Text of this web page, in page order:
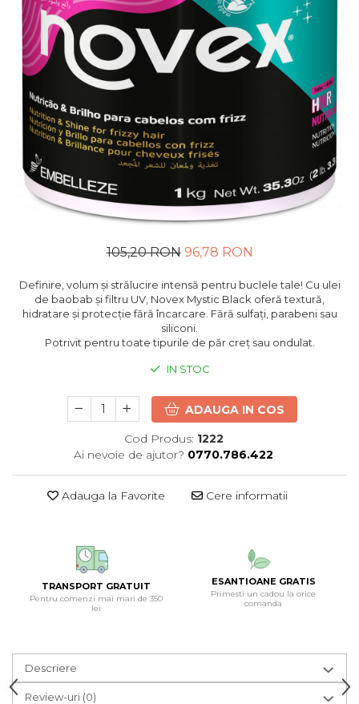
105,20 RON 96,78 RON
Definire, volum și strălucire intensă pentru buclele tale! Cu ulei
de baobab și filtru UV, Novex Mystic Black oferă textură,
hidratare și protecție fără încarcare. Fără sulfați, parabeni sau
siliconi.
Potrivit pentru toate tipurile de păr creț sau ondulat.
IN STOC
ADAUGA IN COS
Cod Produs: 1222
Ai nevoie de ajutor? 0770.786.422
Adauga la Favorite Cere informatii
TRANSPORT GRATUIT
Pentru comenzi mai mari de 350
lei
ESANTIOANE GRATIS
Primesti un cadou la orice
comanda
Descriere
Review-uri (0)